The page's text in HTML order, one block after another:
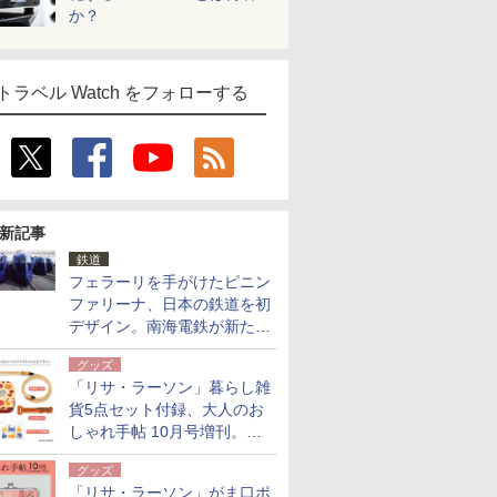
か？
ラベル Watch をフォローする
記事
鉄道
フェラーリを手がけたピニン
ファリーナ、日本の鉄道を初
デザイン。南海電鉄が新たな
「空港特急」をなにわ筋線へ
導入
グッズ
「リサ・ラーソン」暮らし雑
貨5点セット付録、大人のお
しゃれ手帖 10月号増刊。
USBケーブルや缶ケースなど
グッズ
「リサ・ラーソン」がま口ポ